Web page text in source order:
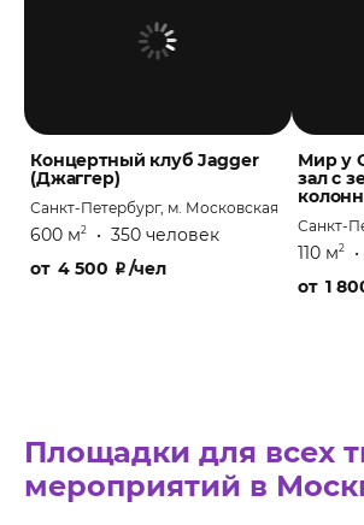
Концертный клуб Jagger
(Джаггер)
Санкт-Петербург, м. Московская
600 м2 • 350 человек
от4 500 ₽/чел
Мир у
зал с
Санкт-
110 м2 •
от1
Площадки для всех
мероприятий в